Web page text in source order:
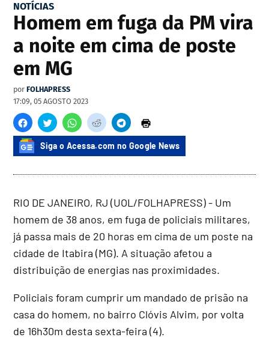
NOTÍCIAS
Homem em fuga da PM vira
a noite em cima de poste
em MG
por FOLHAPRESS
17:09, 05 AGOSTO 2023
Siga o Acessa.com no Google News
RIO DE JANEIRO, RJ (UOL/FOLHAPRESS) - Um
homem de 38 anos, em fuga de policiais militares,
já passa mais de 20 horas em cima de um poste na
cidade de Itabira (MG). A situação afetou a
distribuição de energias nas proximidades.
Policiais foram cumprir um mandado de prisão na
casa do homem, no bairro Clóvis Alvim, por volta
de 16h30m desta sexta-feira (4).